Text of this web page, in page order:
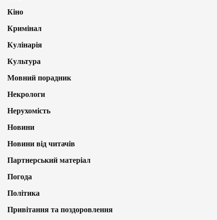
Кіно
Кримінал
Кулінарія
Культура
Мовний порадник
Некрологи
Нерухомість
Новини
Новини від читачів
Партнерський матеріал
Погода
Політика
Привітання та поздоровлення